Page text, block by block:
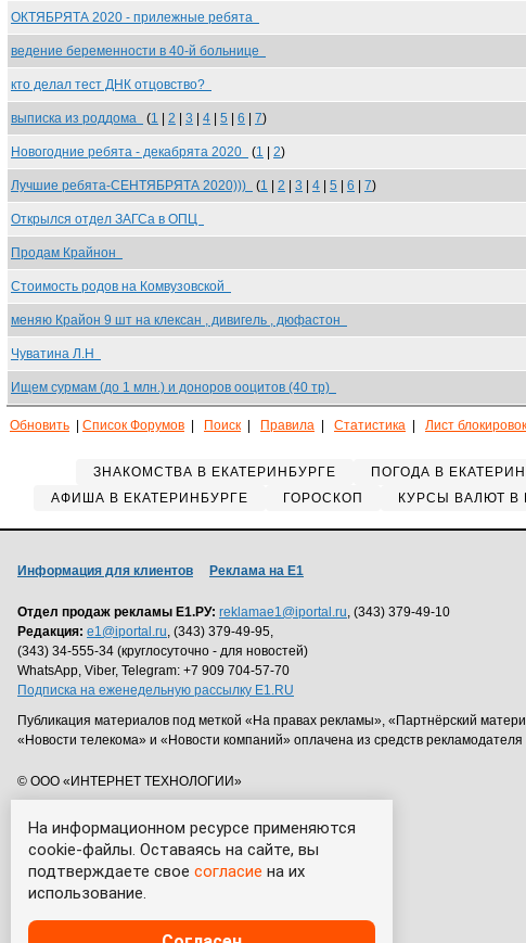
На информационном ресурсе применяются
cookie-файлы. Оставаясь на сайте, вы
подтверждаете свое согласие на их
использование.
ОКТЯБРЯТА 2020 - прилежные ребята
ведение беременности в 40-й больнице
кто делал тест ДНК отцовство?
выписка из роддома (1 2 3 4 5 6 7)
Новогодние ребята - декабрята 2020 (1 2)
Лучшие ребята-СЕНТЯБРЯТА 2020))) (1 2 3 4 5 6 7)
Открылся отдел ЗАГСа в ОПЦ
Продам Крайнон
Стоимость родов на Комвузовской
меняю Крайон 9 шт на клексан , дивигель , дюфастон
Чуватина Л.Н
Ищем сурмам (до 1 млн.) и доноров ооцитов (40 тр)
Обновить Список Форумов Поиск Правила Статистика Лист блокировок
ЗНАКОМСТВА В ЕКАТЕРИНБУРГЕ ПОГОДА В
АФИША В ЕКАТЕРИНБУРГЕ
ГОРОСКОП КУРСЫ ВАЛЮТ В
Информация для клиентов Реклама на Е1
Отдел продаж рекламы Е1.РУ: reklamae1@iportal.ru, (343) 379-49-10
Редакция: e1@iportal.ru, (343) 379-49-95,
(343) 34-555-34 (круглосуточно - для новостей)
WhatsApp, Viber, Telegram: +7 909 704-57-70
Подписка на еженедельную рассылку E1.RU
Публикация материалов под меткой «На правах рекламы», «Партнёрский
«Новости телекома» и «Новости компаний» оплачена из средств рекламодателя
© ООО «ИНТЕРНЕТ ТЕХНОЛОГИИ»